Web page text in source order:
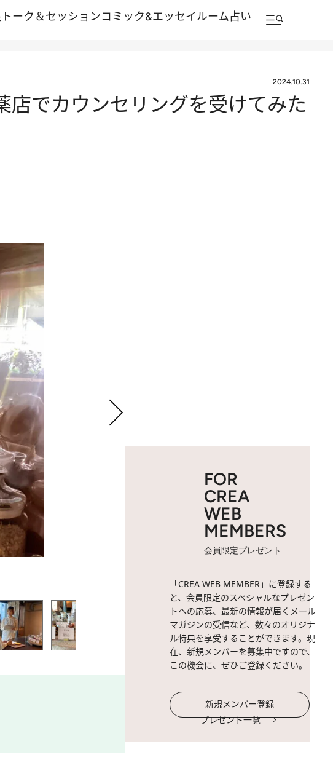
トーク＆セッションコミック&エッセイルーム占い
2024.10.31
でカウンセリングを受けてみた
FOR
CREA
WEB
MEMBERS
会員限定プレゼント
「CREA WEB MEMBER」に登録する
と、会員限定のスペシャルなプレゼン
トへの応募、最新の情報が届くメール
マガジンの受信など、数々のオリジナ
ル特典を享受することができます。現
在、新規メンバーを募集中ですので、
この機会に、ぜひご登録ください。
新規メンバー登録
プレゼント一覧